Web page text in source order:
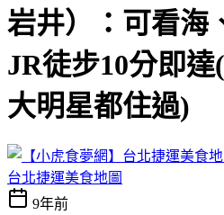
岩井）：可看海
JR徒步10分即
大明星都住過)
台北捷運美食地圖
9年前